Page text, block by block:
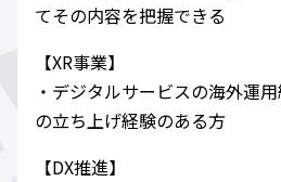
てその内容を把握できる
【XR事業】
・デジタルサービスの海外運
の立ち上げ経験のある方
【DX推進】